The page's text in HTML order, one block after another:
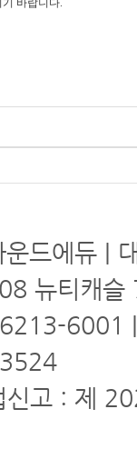
바랍니다.
드에듀 |
뉴티캐슬
6001
신고 : 제